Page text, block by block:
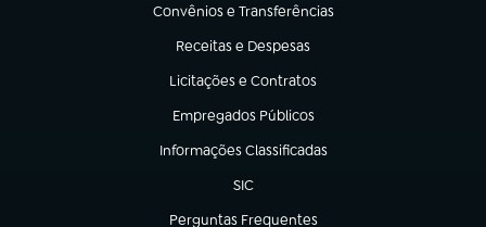
Convênios e Transferências
(abre em nova aba)
Receitas e Despesas
(abre em nova aba)
Licitações e Contratos
(abre em nova aba)
Empregados Públicos
(abre em nova aba)
Informações Classificadas
(abre em nova aba)
SIC
(abre em nova aba)
Perguntas Frequentes